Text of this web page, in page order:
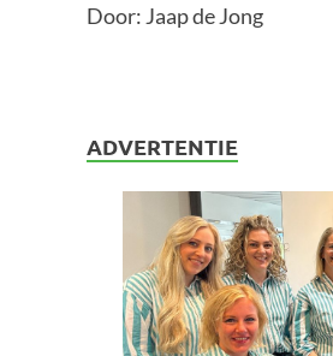
Door: Jaap de Jong
ADVERTENTIE